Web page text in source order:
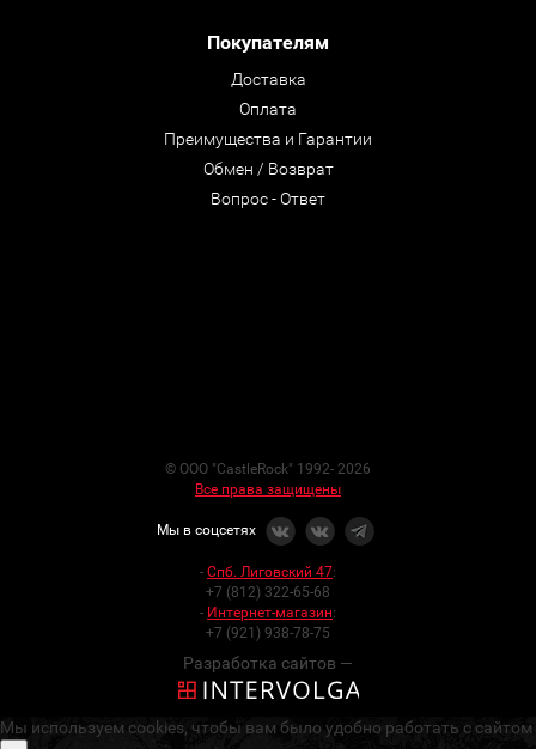
Покупателям
Доставка
Оплата
Преимущества и Гарантии
Обмен / Возврат
Вопрос - Ответ
© ООО "CastleRock" 1992- 2026
Все права защищены
Мы в соцсетях
- Спб. Лиговский 47:
+7 (812) 322-65-68
- Интернет-магазин:
+7 (921) 938-78-75
Разработка сайтов —
Мы используем cookies, чтобы вам было удобно работать с сайтом